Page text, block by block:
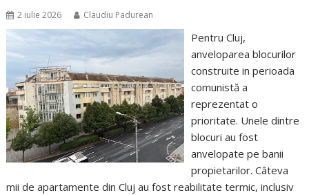
2 iulie 2026 Claudiu Padurean
Pentru Cluj,
anveloparea blocurilor
construite in perioada
comunistă a
reprezentat o
prioritate. Unele dintre
blocuri au fost
anvelopate pe banii
propietarilor. Câteva
mii de apartamente din Cluj au fost reabilitate termic, inclusiv